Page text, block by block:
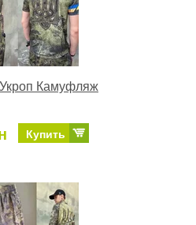
Камуфляж
Купить